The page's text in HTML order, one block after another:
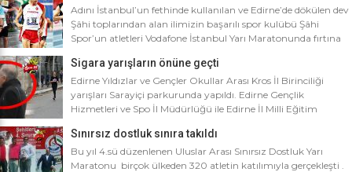
Adını İstanbul’un fethinde kullanılan ve Edirne’de dökülen dev
Şâhi toplarından alan ilimizin başarılı spor kulübü Şâhi
Spor’un atletleri Vodafone İstanbul Yarı Maratonunda fırtına
Vodafone İstanbul Yarı Maratonu’na ilimizden Şâhi Spor 5
sporcusuyla katıldı. Vodafone İstanbul Yarı Maratonu 10 bin
metre yarışına toplamda 4 bin […]
Sigara yarışların önüne geçti
Edirne Yıldızlar ve Gençler Okullar Arası Kros İl Birinciliği
yarışları Sarayiçi parkurunda yapıldı. Edirne Gençlik
Hizmetleri ve Spo İl Müdürlüğü ile Edirne İl Milli Eğitim
Birinciliği yarışları Sarayiçi parkurunda yapıldı. Oldukça soğuk
ve yağmurlu bir havada düzenlenen yarışlara katılımın
yoğun olması atletizm adına sevindirici bulunurken Atletizm
Sınırsız dostluk sınıra takıldı
Bu yıl 4.sü düzenlenen Uluslar Arası Sınırsız Dostluk Yarı
Maratonu birçok ülkeden 320 atletin katılımıyla gerçekleşti .